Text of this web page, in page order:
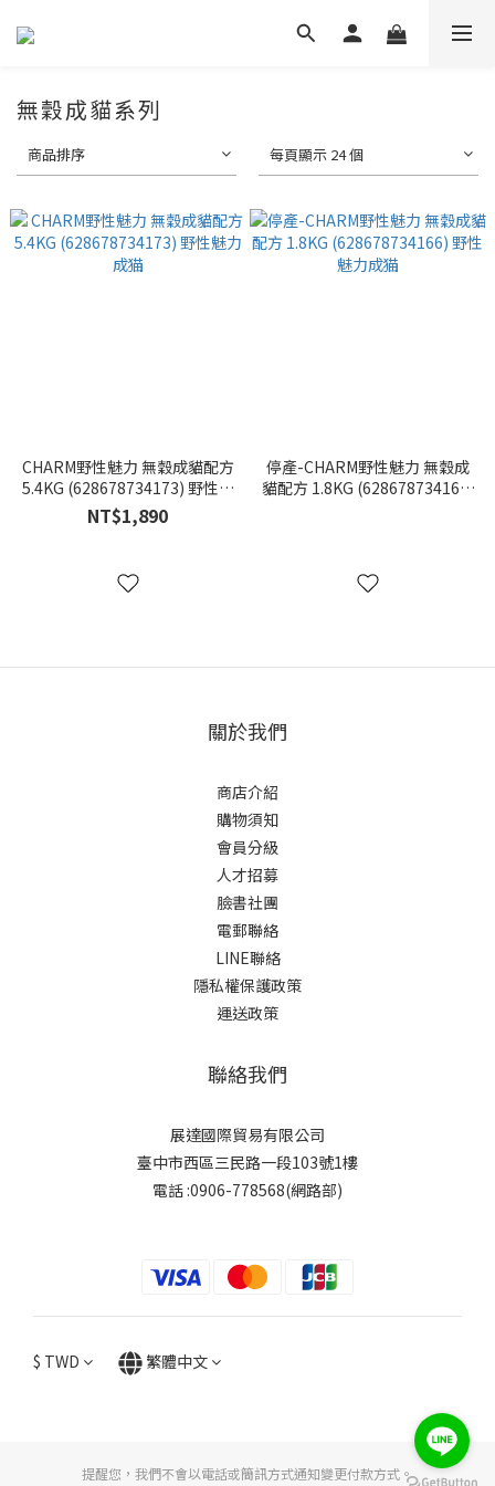
無穀成貓系列
商品排序 每頁顯示 24 個
CHARM野性魅力 無穀成貓配方
5.4KG (628678734173) 野性魅
力成猫
NT$1,890
停產-CHARM野性魅力 無穀成
貓配方 1.8KG (628678734166)
關於我們
商店介紹
購物須知
會員分級
人才招募
臉書社團
電郵聯絡
LINE聯絡
隱私權保護政策
運送政策
聯絡我們
展達國際貿易有限公司
臺中市西區三民路一段103號1樓
電話 :0906-778568(網路部)
$ TWD 繁體中文
提醒您，我們不會以電話或簡訊方式通知變更付款方式。